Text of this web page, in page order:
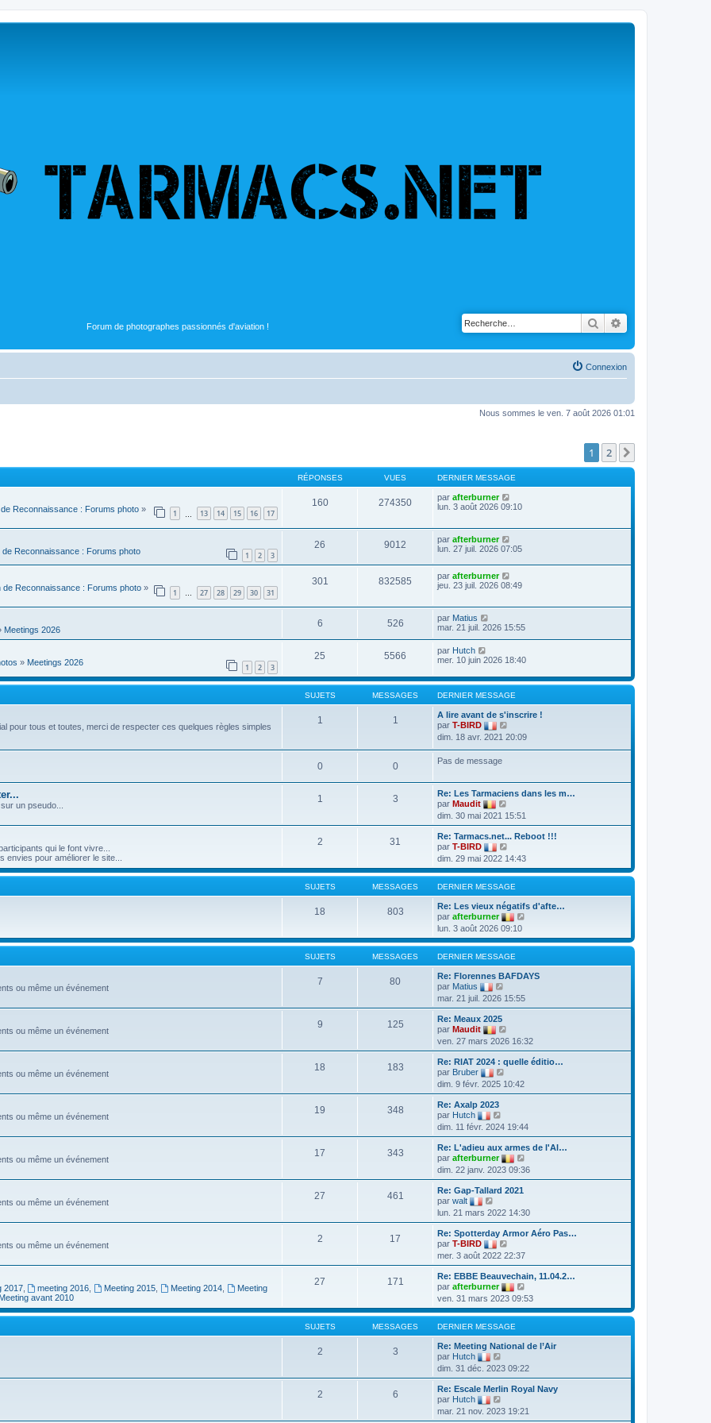
Forum de photographes passionnés d'aviation ! Rechercher
Connexion
Nous sommes le ven. 7 août 2026 01:01
1 2
RÉPONSES VUES DERNIER MESSAGE
1 13 14 15 16 17
de Reconnaissance : Forums photo »
160 274350 par afterburner
lun. 3 août 2026 09:10
1 2 3
de Reconnaissance : Forums photo
26 9012 par afterburner
lun. 27 juil. 2026 07:05
1 … 27 28 29 30 31
de Reconnaissance : Forums photo »
301 832585 par afterburner
jeu. 23 juil. 2026 08:49
Meetings 2026
6 526 par Matius
mar. 21 juil. 2026 15:55
1 2 3
» Meetings 2026
25 5566 par Hutch
mer. 10 juin 2026 18:40
SUJETS MESSAGES DERNIER MESSAGE
pour tous et toutes, merci de respecter ces quelques règles simples
1 1
A lire avant de s'inscrire !
par T-BIRD
o
i
r
d
e
i
e
r
e
s
s
a
g
e
dim. 18 avr. 2021 20:09
0 0 Pas de message
un pseudo...
1 3
Re: Les Tarmaciens dans les m…
par Maudit
o
i
l
d
e
r
n
i
e
r
m
e
s
s
a
g
dim. 30 mai 2021 15:51
qui le font vivre...
pour améliorer le site...
2 31
Re: Tarmacs.net... Reboot !!!
par T-BIRD
o
i
r
l
d
e
r
n
i
r
m
e
s
a
dim. 29 mai 2022 14:43
SUJETS MESSAGES DERNIER MESSAGE
18 803
Re: Les vieux négatifs d'afte…
par afterburner
r
d
e
i
m
e
s
s
e
lun. 3 août 2026 09:10
SUJETS MESSAGES DERNIER MESSAGE
ou même un événement
7 80
Re: Florennes BAFDAYS
par Matius
o
i
e
d
e
r
i
e
s
s
a
g
e
mar. 21 juil. 2026 15:55
ou même un événement
9 125
Re: Meaux 2025
par Maudit
o
i
l
d
e
i
e
m
e
s
s
a
e
ven. 27 mars 2026 16:32
ou même un événement
18 183
Re: RIAT 2024 : quelle éditio…
par Bruber
o
i
d
e
r
n
i
e
r
m
s
s
a
g
e
dim. 9 févr. 2025 10:42
ou même un événement
19 348
Re: Axalp 2023
par Hutch
o
i
l
e
d
e
r
i
e
r
m
e
s
s
a
g
e
dim. 11 févr. 2024 19:44
ou même un événement
17 343
Re: L'adieu aux armes de l'Al…
par afterburner
o
i
d
e
r
r
m
s
s
a
e
dim. 22 janv. 2023 09:36
ou même un événement
27 461
Re: Gap-Tallard 2021
par walt
o
i
l
e
d
e
r
n
i
e
r
m
s
s
a
g
e
lun. 21 mars 2022 14:30
ou même un événement
2 17
Re: Spotterday Armor Aéro Pas…
par T-BIRD
o
i
l
e
d
e
r
n
i
e
m
e
s
s
g
mer. 3 août 2022 22:37
2017, meeting 2016 Meeting 2015 Meeting 2014
Meeting
avant 2010
27 171
Re: EBBE Beauvechain, 11.04.2…
par afterburner
o
i
r
d
e
n
i
e
m
e
ven. 31 mars 2023 09:53
SUJETS MESSAGES DERNIER MESSAGE
2 3
Re: Meeting National de l’Air
par Hutch
o
i
r
l
d
dim. 31 déc. 2023 09:22
2 6
Re: Escale Merlin Royal Navy
par Hutch
o
i
mar. 21 nov. 2023 19:21